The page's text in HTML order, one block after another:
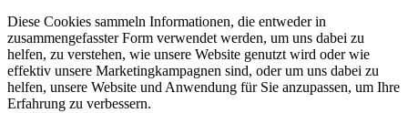
Diese Cookies sammeln Informationen, die entweder in
zusammengefasster Form verwendet werden, um uns dabei zu
helfen, zu verstehen, wie unsere Website genutzt wird oder wie
effektiv unsere Marketingkampagnen sind, oder um uns dabei zu
helfen, unsere Website und Anwendung für Sie anzupassen, um Ihre
Erfahrung zu verbessern.